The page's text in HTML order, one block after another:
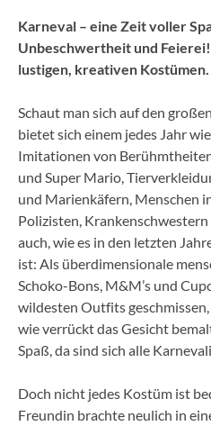
Karneval – eine Zeit voller
Unbeschwertheit und
lustigen, kreativen
Schaut man sich auf den
bietet sich einem jedes Jahr
Imitationen von
und Super Mario,
und Marienkäfern, Menschen
Polizisten,
auch, wie es in den letzten
ist: Als überdimensionale
Schoko-Bons, M&M’s und
wildesten Outfits
wie verrückt das Gesicht
Spaß, da sind sich alle
Doch nicht jedes Kostüm ist
Freundin brachte neulich in